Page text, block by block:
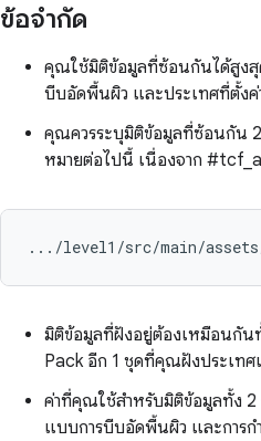
ข้อจำกัด
คุณใช้มิติข้อมูลที่ซ้อนกันได้สูงสุ
บีบอัดพื้นผิว และประเทศที่ตั้งค่
คุณควรระบุมิติข้อมูลที่ซ้อนกัน 2
หมายต่อไปนี้ เนื่องจาก
มิติข้อมูลที่ฝังอยู่ต้องเหมือนกัน
Pack อีก 1 ชุดที่คุณฝังประเท
ค่าที่คุณใช้สำหรับมิติข้อมูลทั้ง 2
แบบการบีบอัดพื้นผิว และการก